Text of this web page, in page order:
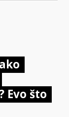
Evo što